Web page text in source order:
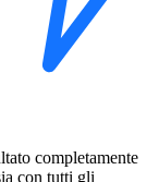
completamente
con tutti gli